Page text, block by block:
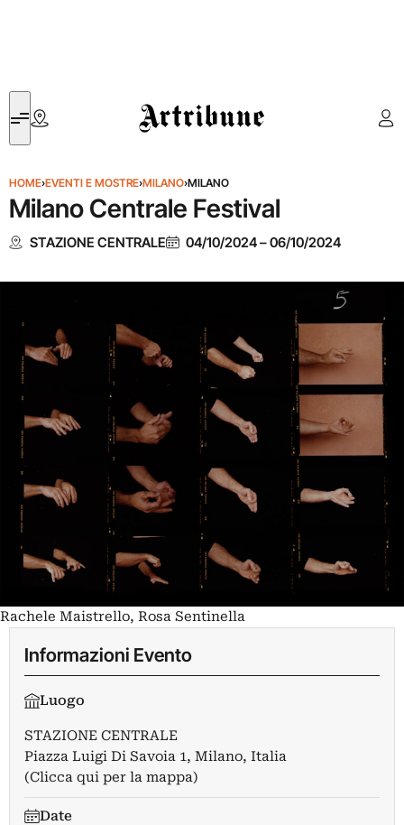
Artribune
HOME›EVENTI E MOSTRE›MILANO›MILANO
Milano Centrale Festival
STAZIONE CENTRALE 04/10/2024–06/10/2024
Rachele Maistrello, Rosa Sentinella
Informazioni Evento
Luogo
STAZIONE CENTRALE
Piazza Luigi Di Savoia 1, Milano, Italia
(Clicca qui per la mappa)
Date